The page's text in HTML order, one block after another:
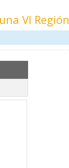
VI Región